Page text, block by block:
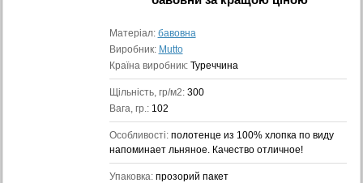
Матеріал: бавовна
Виробник: Mutto
Країна виробник: Туреччина
Щільність, гр/м2: 300
Вага, гр.: 102
Особливості: полотенце из 100% хлопка по виду
напоминает льняное. Качество отличное!
Упаковка: прозорий пакет